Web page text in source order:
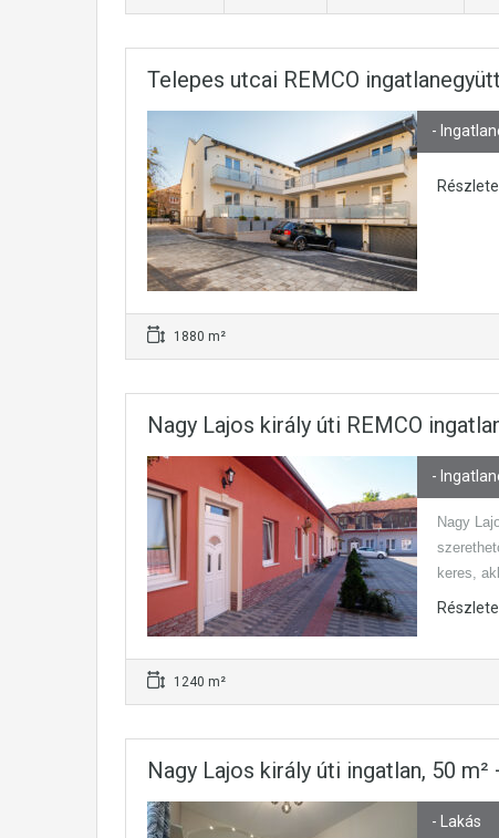
Telepes utcai REMCO
-
1880 m²
Nagy Lajos király úti REMCO
-
Nagy
keres,
1240 m²
Nagy Lajos király úti ingatlan, 50
- Lakás